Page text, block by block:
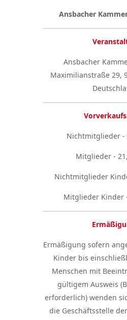
Ansbacher
Ansbacher
Maximilianstraße 29,
Nichtmitglieder -
Mitglieder -
Nichtmitglieder
Mitglieder Kinder
Ermäßigung sofern
Kinder bis
Menschen mit
gültigem Ausweis
erforderlich) wenden
die Geschäftsstelle